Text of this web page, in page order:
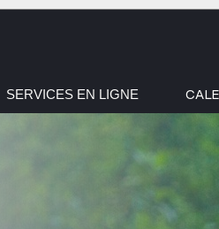
SERVICES EN LIGNE